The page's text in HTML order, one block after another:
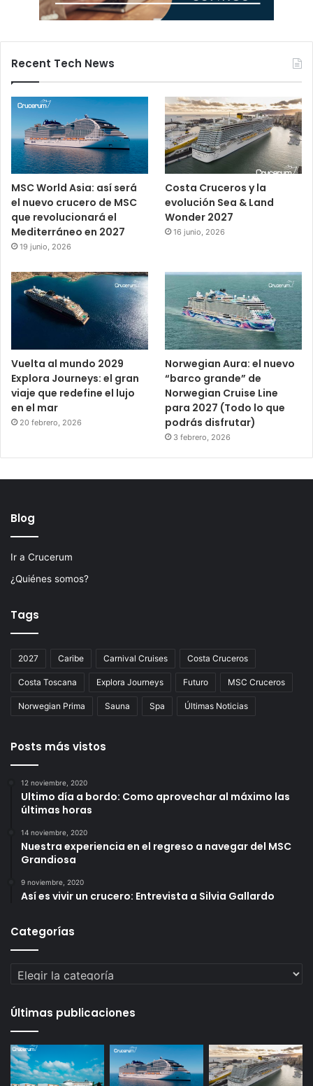
Recent Tech News
MSC World Asia: así será
el nuevo crucero de MSC
que revolucionará el
Mediterráneo en 2027
19 junio, 2026
Costa Cruceros y la
evolución Sea & Land
Wonder 2027
16 junio, 2026
Vuelta al mundo 2029
Explora Journeys: el gran
viaje que redefine el lujo
en el mar
20 febrero, 2026
Norwegian Aura: el nuevo
“barco grande” de
Norwegian Cruise Line
para 2027 (Todo lo que
podrás disfrutar)
3 febrero, 2026
Blog
Ir a Crucerum
¿Quiénes somos?
Tags
2027 Caribe Carnival Cruises Costa Cruceros
Costa Toscana Explora Journeys Futuro MSC Cruceros
Norwegian Prima Sauna Spa Últimas Noticias
Posts más vistos
12 noviembre, 2020
Ultimo día a bordo: Como aprovechar al máximo las
últimas horas
14 noviembre, 2020
Nuestra experiencia en el regreso a navegar del MSC
Grandiosa
9 noviembre, 2020
Así es vivir un crucero: Entrevista a Silvia Gallardo
Categorías
Categorías
Últimas publicaciones